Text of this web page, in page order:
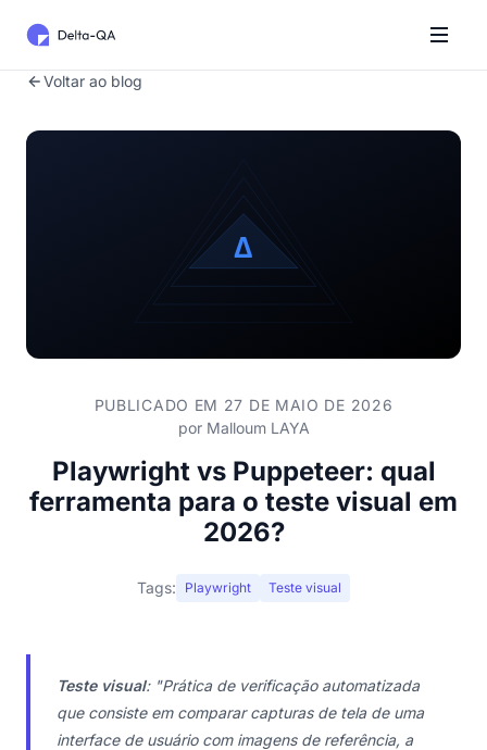
Voltar ao blog
PUBLICADO EM 27 DE MAIO DE 2026
por Malloum LAYA
Playwright vs Puppeteer: qual
ferramenta para o teste visual em
2026?
Tags: Playwright Teste visual
Teste visual: "Prática de verificação automatizada
que consiste em comparar capturas de tela de uma
interface de usuário com imagens de referência, a